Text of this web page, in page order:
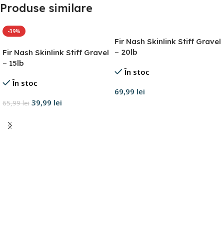
Produse similare
-39%
Fir Nash Skinlink Stiff Gravel
– 15lb
În stoc
65,99lei 39,99 lei
Fir Nash Skinlink Stiff Gravel
– 20lb
În stoc
69,99 lei